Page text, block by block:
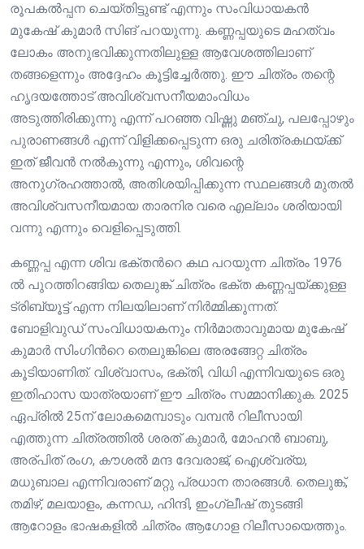
രൂപകൽപ്പന ചെയ്തിട്ടുണ്ട് എന്നും സംവിധായകൻ
മുകേഷ് കുമാർ സിങ് പറയുന്നു. കണ്ണപ്പയുടെ മഹത്വം
ലോകം അനുഭവിക്കുന്നതിലുള്ള ആവേശത്തിലാണ്
തങ്ങളെന്നും അദ്ദേഹം കൂട്ടിച്ചേർത്തു. ഈ ചിത്രം തന്റെ
ഹൃദയത്തോട് അവിശ്വസനീയമാംവിധം
അടുത്തിരിക്കുന്നു എന്ന് പറഞ്ഞ വിഷ്ണു മഞ്ചു, പലപ്പോഴും
പുരാണങ്ങൾ എന്ന് വിളിക്കപ്പെടുന്ന ഒരു ചരിത്രകഥയ്ക്ക്
ഇത് ജീവൻ നൽകുന്നു എന്നും, ശിവന്റെ
അനുഗ്രഹത്താൽ, അതിശയിപ്പിക്കുന്ന സ്ഥലങ്ങൾ മുതൽ
അവിശ്വസനീയമായ താരനിര വരെ എല്ലാം ശരിയായി
വന്നു എന്നും വെളിപ്പെടുത്തി.
കണ്ണപ്പ എന്ന ശിവ ഭക്തൻറെ കഥ പറയുന്ന ചിത്രം 1976
ൽ പുറത്തിറങ്ങിയ തെലുങ്ക് ചിത്രം ഭക്ത കണ്ണപ്പയ്ക്കുള്ള
ട്രിബ്യൂട്ട് എന്ന നിലയിലാണ് നിർമ്മിക്കുന്നത്.
ബോളിവുഡ് സംവിധായകനും നിര്‍മാതാവുമായ മുകേഷ്
കുമാര്‍ സിംഗിന്‍റെ തെലുങ്കിലെ അരങ്ങേറ്റ ചിത്രം
കൂടിയാണിത്. വിശ്വാസം, ഭക്തി, വിധി എന്നിവയുടെ ഒരു
ഇതിഹാസ യാത്രയാണ് ഈ ചിത്രം സമ്മാനിക്കുക. 2025
ഏപ്രിൽ 25ന് ലോകമെമ്പാടും വമ്പൻ റിലീസായി
എത്തുന്ന ചിത്രത്തിൽ ശരത് കുമാർ, മോഹൻ ബാബു,
അര്പിത് രംഗ, കൗശൽ മന്ദ ദേവരാജ്, ഐശ്വര്യ,
മധുബാല എന്നിവരാണ് മറ്റു പ്രധാന താരങ്ങൾ. തെലുങ്ക്,
തമിഴ്, മലയാളം, കന്നഡ, ഹിന്ദി, ഇംഗ്ലീഷ് തുടങ്ങി
ആറോളം ഭാഷകളിൽ ചിത്രം ആഗോള റിലീസായെത്തും.